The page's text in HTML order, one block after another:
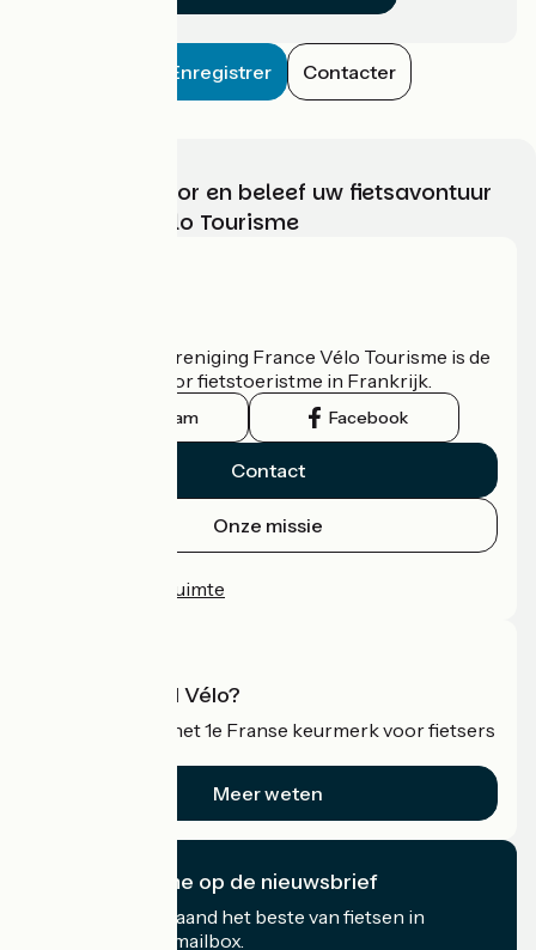
Enregistrer Contacter
Kies, bereid voor en beleef uw fietsavontuur
met France Vélo Tourisme
De nationale vereniging France Vélo Tourisme is de
officiële gids voor fietstoeristme in Frankrijk.
Instagram Facebook
Contact
Onze missie
Professionele ruimte
Wat is Accueil Vélo?
Accueil Vélo is het 1e Franse keurmerk voor fietsers
Meer weten
Ik abonneer me op de nieuwsbrief
Ontvang elke maand het beste van fietsen in
Frankrijk in uw mailbox.